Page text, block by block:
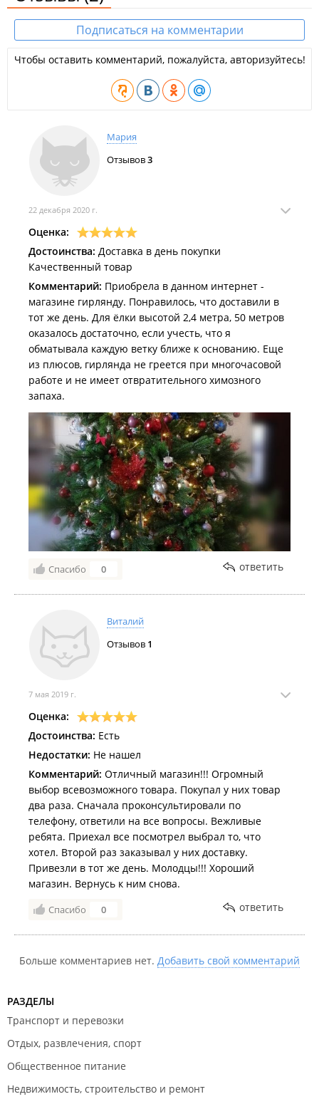
Подписаться на комментарии
Чтобы оставить комментарий, пожалуйста, авторизуйтесь!
Мария
Отзывов3
22 декабря 2020 г.
Оценка:
Достоинства: Доставка в день покупки
Качественный товар
Комментарий: Приобрела в данном интернет -
магазине гирлянду. Понравилось, что доставили в
тот же день. Для ёлки высотой 2,4 метра, 50 метров
оказалось достаточно, если учесть, что я
обматывала каждую ветку ближе к основанию. Еще
из плюсов, гирлянда не греется при многочасовой
работе и не имеет отвратительного химозного
запаха.
Спасибо 0 ответить
Виталий
Отзывов 1
7 мая 2019 г.
Оценка:
Достоинства: Есть
Недостатки: Не нашел
Комментарий: Отличный магазин!!! Огромный
выбор всевозможного товара. Покупал у них товар
два раза. Сначала проконсультировали по
телефону, ответили на все вопросы. Вежливые
ребята. Приехал все посмотрел выбрал то, что
хотел. Второй раз заказывал у них доставку.
Привезли в тот же день. Молодцы!!! Хороший
магазин. Вернусь к ним снова.
Спасибо 0 ответить
Больше комментариев нет. Добавить свой комментарий
РАЗДЕЛЫ
Транспорт и перевозки
Отдых, развлечения, спорт
Общественное питание
Недвижимость, строительство и ремонт